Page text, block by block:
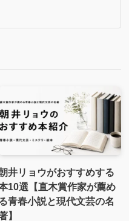
井リョウがおすすめする
10選【直木賞作家が薦め
青春小説と現代文芸の名
】